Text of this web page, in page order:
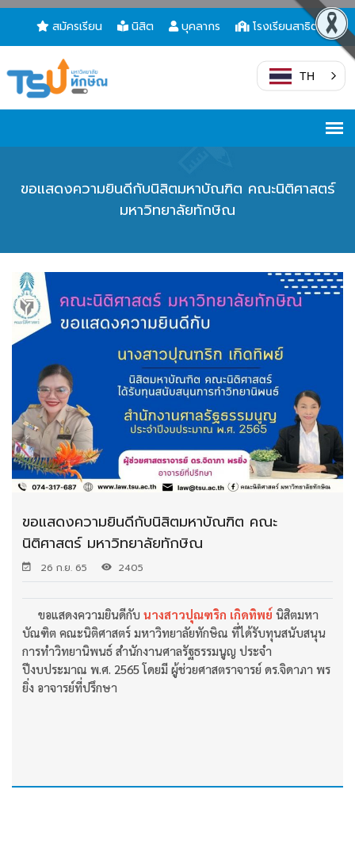
สมัครเรียน นิสิต บุคลากร โรงเรียนสาธิต
TH
ขอแสดงความยินดีกับนิสิตมหาบัณฑิต คณะนิติศาสตร์
มหาวิทยาลัยทักษิณ
ขอแสดงความยินดีกับนิสิตมหาบัณฑิต คณะ
นิติศาสตร์ มหาวิทยาลัยทักษิณ
26 ก.ย. 65 2405
ขอแสดงความยินดีกับ นางสาวปุณฑริก เกิดทิพย์ นิสิตมหา
บัณฑิต คณะนิติศาสตร์ มหาวิทยาลัยทักษิณ ที่ได้รับทุนสนับสนุน
การทำวิทยานิพนธ์ สำนักงานศาลรัฐธรรมนูญ ประจำ
ปีงบประมาณ พ.ศ. 2565 โดยมี ผู้ช่วยศาสตราจารย์ ดร.จิดาภา พร
ยิ่ง อาจารย์ที่ปรึกษา